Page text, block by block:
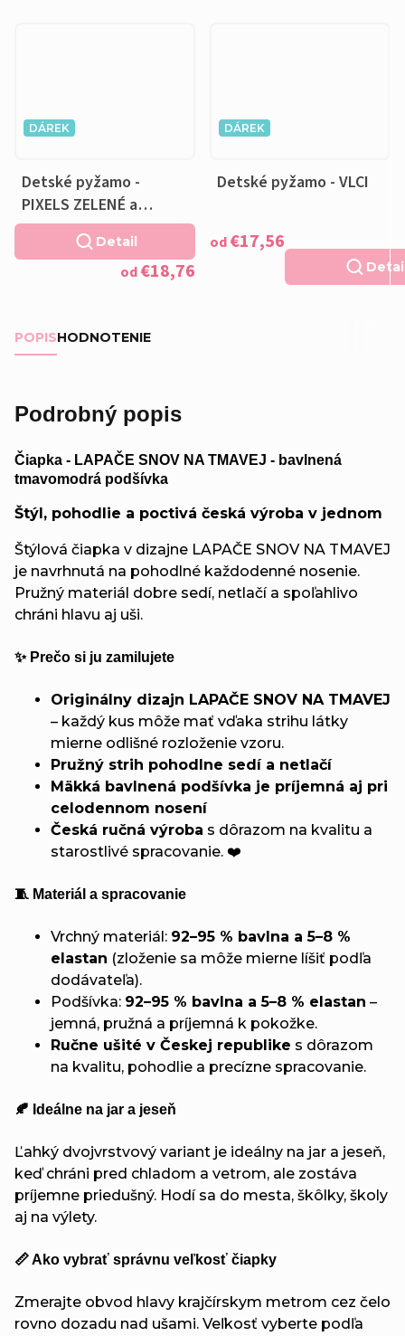
DÁREK
Detské pyžamo -
PIXELS ZELENÉ a
VANKÚŠIK ZADARMO
od€18,76
Detail
DÁREK
Detské pyžamo - VLCI
od€17,56
POPISHODNOTENIE
Podrobný popis
Čiapka - LAPAČE SNOV NA TMAVEJ - bavlnená
tmavomodrá podšívka
Štýl, pohodlie a poctivá česká výroba v jednom
Štýlová čiapka v dizajne LAPAČE SNOV NA TMAVEJ
je navrhnutá na pohodlné každodenné nosenie.
Pružný materiál dobre sedí, netlačí a spoľahlivo
chráni hlavu aj uši.
✨ Prečo si ju zamilujete
Originálny dizajn LAPAČE SNOV NA TMAVEJ
– každý kus môže mať vďaka strihu látky
mierne odlišné rozloženie vzoru.
Pružný strih pohodlne sedí a netlačí
Mäkká bavlnená podšívka je príjemná aj pri
celodennom nosení
Česká ručná výroba s dôrazom na kvalitu a
starostlivé spracovanie. ❤️
🧵 Materiál a spracovanie
Vrchný materiál: 92–95 % bavlna a 5–8 %
elastan (zloženie sa môže mierne líšiť podľa
dodávateľa).
Podšívka: 92–95 % bavlna a 5–8 % elastan –
jemná, pružná a príjemná k pokožke.
Ručne ušité v Českej republike s dôrazom
na kvalitu, pohodlie a precízne spracovanie.
🍂 Ideálne na jar a jeseň
Ľahký dvojvrstvový variant je ideálny na jar a jeseň,
keď chráni pred chladom a vetrom, ale zostáva
príjemne priedušný. Hodí sa do mesta, škôlky, školy
aj na výlety.
📏 Ako vybrať správnu veľkosť čiapky
Zmerajte obvod hlavy krajčírskym metrom cez čelo
rovno dozadu nad ušami. Veľkosť vyberte podľa